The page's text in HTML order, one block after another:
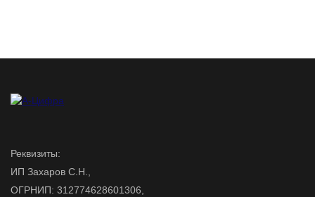
Реквизиты:
ИП Захаров С.Н.,
ОГРНИП: 312774628601306,